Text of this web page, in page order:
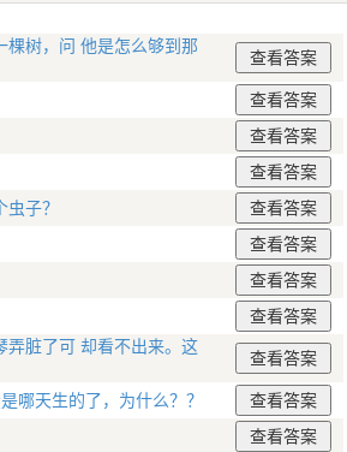
棵树，问 他是怎么够到那
子？
弄脏了可 却看不出来。这
哪天生的了，为什么？？